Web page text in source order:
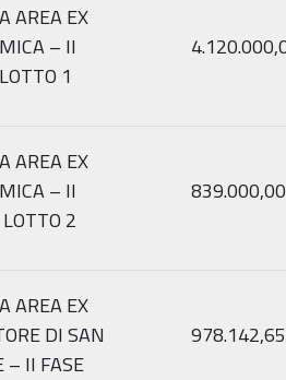
AREA EX
– II
1
AREA EX
– II
2
839.000,00
AREA EX
DI SAN
– II FASE
978.142,65